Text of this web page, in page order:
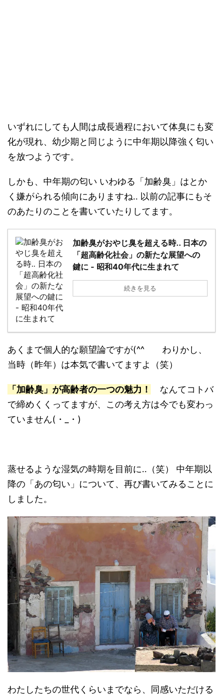
いずれにしても人間は成長過程において体臭にも変
化が現れ、幼少期と同じように中年期以降強く匂い
を放つようです。
しかも、中年期の匂い いわゆる「加齢臭」はとか
く嫌がられる傾向にありますね.. 以前の記事にもそ
のあたりのことを書いていたりしてます。
加齢臭がおやじ臭を超える時.. 日本の
「超高齢化社会」の新たな展望への
鍵に - 昭和40年代に生まれて
続きを見る
あくまで個人的な願望論ですが(^^ゞ わりかし、
当時（昨年）は本気で書いてますよ（笑）
「加齢臭」が高齢者の一つの魅力！
なんてコトバ
で締めくくってますが、この考え方は今でも変わっ
ていません(・_・)
蒸せるような湿気の時期を目前に..（笑） 中年期以
降の「あの匂い」について、再び書いてみることに
しました。
わたしたちの世代くらいまでなら、同感いただける